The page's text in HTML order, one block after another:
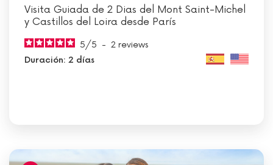
Visita Guiada de 2 Dias del Mont Saint-Michel
y Castillos del Loira desde París
5/5 - 2 reviews
Duración: 2 días